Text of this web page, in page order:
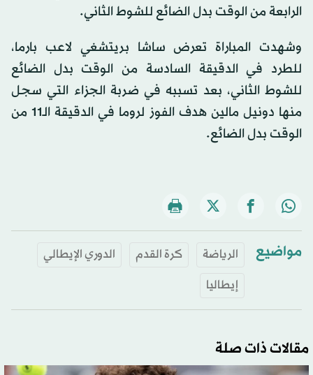
الرابعة من الوقت بدل الضائع للشوط الثاني.
وشهدت المباراة تعرض ساشا بريتشغي لاعب بارما،
للطرد في الدقيقة السادسة من الوقت بدل الضائع
للشوط الثاني، بعد تسببه في ضربة الجزاء التي سجل
منها دونيل مالين هدف الفوز لروما في الدقيقة الـ11 من
الوقت بدل الضائع.
مواضيع الرياضة كرة القدم
الدوري الإيطالي
إيطاليا
مقالات ذات صلة